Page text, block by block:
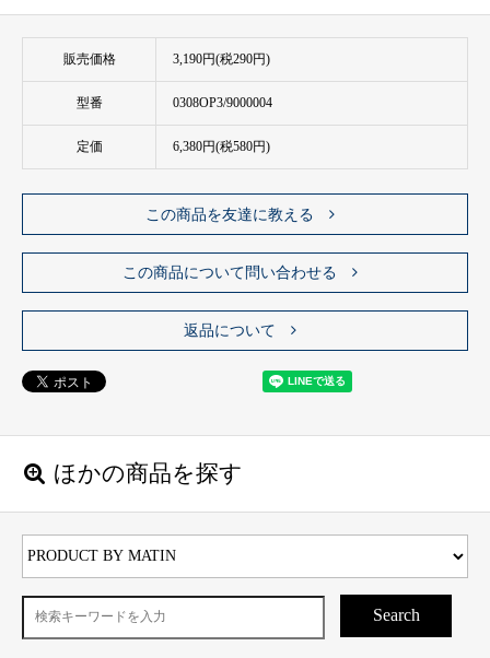
販売価格 3,190円(税290円)
型番 0308OP3/9000004
定価 6,380円(税580円)
この商品を友達に教える
この商品について問い合わせる
返品について
ほかの商品を探す
Search